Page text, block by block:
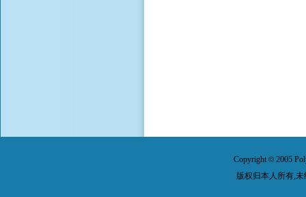
Copyright© 2005
版权归本人所有,